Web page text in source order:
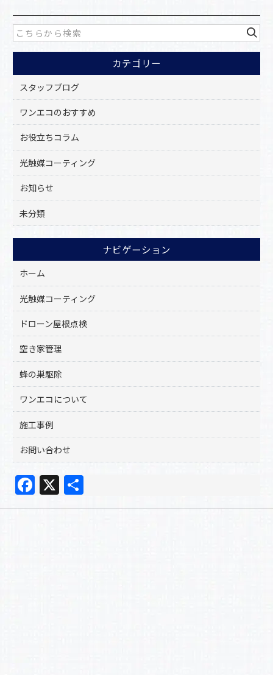
e
b
o
o
k
カテゴリー
スタッフブログ
ワンエコのおすすめ
お役立ちコラム
光触媒コーティング
お知らせ
未分類
ナビゲーション
ホーム
光触媒コーティング
ドローン屋根点検
空き家管理
蜂の巣駆除
ワンエコについて
施工事例
お問い合わせ
F
a
X
有